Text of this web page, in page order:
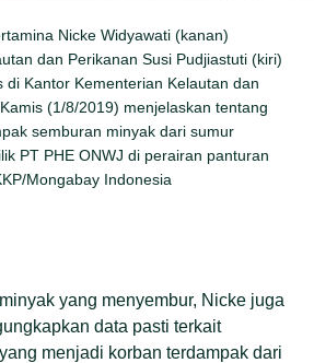
Nicke Widyawati (kanan)
dan Perikanan Susi Pudjiastuti (kiri)
di Kantor Kementerian Kelautan dan
(1/8/2019) menjelaskan tentang
semburan minyak dari sumur
PT PHE ONWJ di perairan panturan
Mongabay Indonesia
yang menyembur, Nicke juga
data pasti terkait
menjadi korban terdampak dari